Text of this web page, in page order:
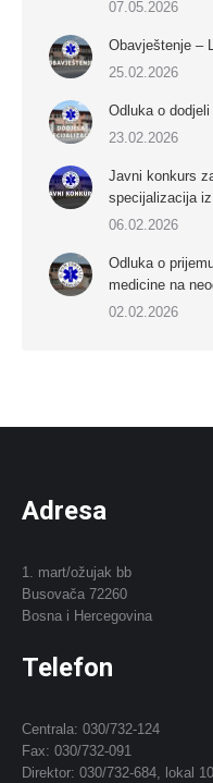
07.05.2026
Obavještenje –
25.02.2026
Odluka o
23.02.2026
Javni konkurs
specijalizacija
06.02.2026
Odluka o
medicine na
02.02.2026
Adresa
1. mart/ožujak bb
Busovača 72260
Bosna i Hercegovina
Telefon
Centrala: 030/732-124
Fax: 030/732-091
Direktor: 030/732-684, lokal